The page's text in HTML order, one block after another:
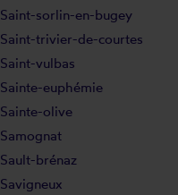
Saint-sorlin-en-bugey
Saint-trivier-de-courtes
Saint-vulbas
Sainte-euphémie
Sainte-olive
Samognat
Sault-brénaz
Savigneux